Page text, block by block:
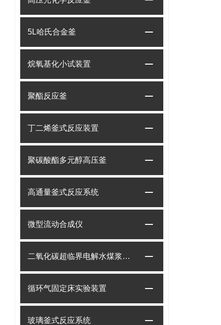
5L哈氏合金釜
烷氧基化小试装置
聚酯反应釜
丁二烯釜式反应装置
聚碳酸酯多元醇高压釜
高通量釜式反应系统
微型流动合成仪
二氧化碳超临界电解水煤浆制甲烷装置
循环气固定床实验装置
玻璃釜式反应系统